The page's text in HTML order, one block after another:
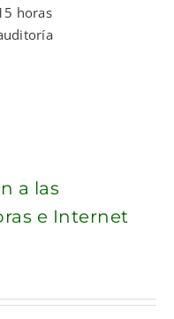
horas
a las
e Internet